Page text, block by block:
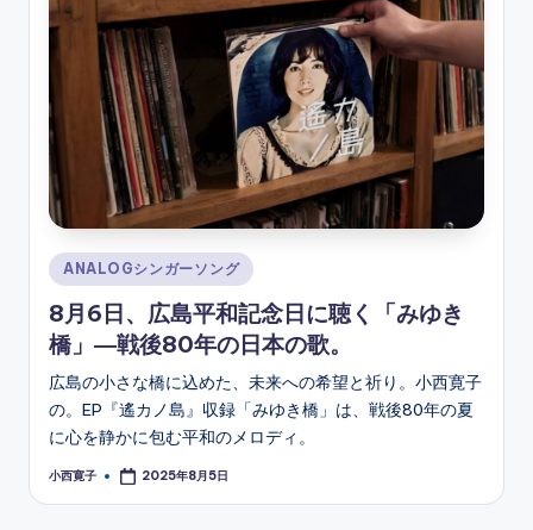
ソ
ン
グ
Posted
in
ANALOGシンガーソング
8月6日、広島平和記念日に聴く「みゆき
橋」―戦後80年の日本の歌。
広島の小さな橋に込めた、未来への希望と祈り。小西寛子
の。EP『遙カノ島』収録「みゆき橋」は、戦後80年の夏
に心を静かに包む平和のメロディ。
Posted
小西寛子 2025年8月5日